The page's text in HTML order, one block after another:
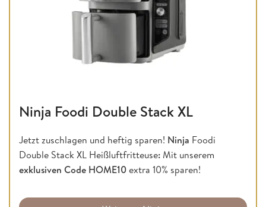
Ninja Foodi Double Stack XL
Jetzt zuschlagen und heftig sparen! Ninja Foodi
Double Stack XL Heißluftfritteuse: Mit unserem
exklusiven Code HOME10extra 10% sparen!